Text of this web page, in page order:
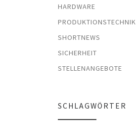
HARDWARE
PRODUKTIONSTECHNIK
SHORTNEWS
SICHERHEIT
STELLENANGEBOTE
SCHLAGWÖRTER